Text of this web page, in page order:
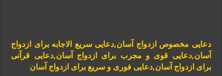
دعایی مخصوص ازدواج آسان,دعایی سریع الاجابه برای ازدواج
آسان,دعایی قوی و مجرب برای ازدواج آسان,دعایی قرآنی
برای ازدواج آسان,دعایی فوری و سریع برای ازدواج آسان